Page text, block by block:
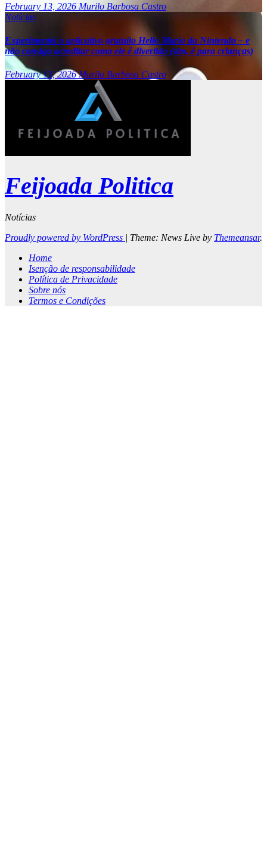
February 13, 2026 Murilo Barbosa Castro
Notícias
Experimentei o aplicativo gratuito Hello Mario da Nintendo – e
não consigo acreditar como ele é divertido (sim, é para crianças)
February 13, 2026Murilo Barbosa Castro
Feijoada Politica
Notícias
Proudly powered by WordPress | Theme: News Live by Themeansar.
Home
Isenção de responsabilidade
Política de Privacidade
Sobre nós
Termos e Condições